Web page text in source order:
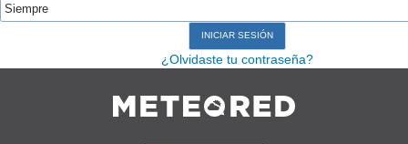
¿Olvidaste tu contraseña?